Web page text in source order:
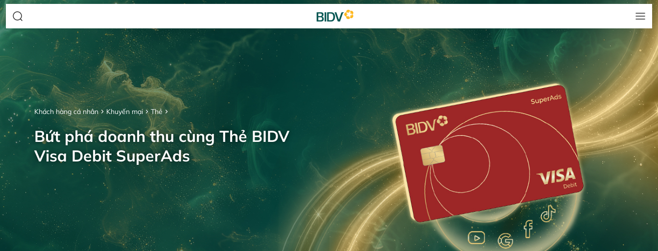
Khách hàng cá nhân Khuyến mại Thẻ
Bứt phá doanh thu cùng Thẻ BIDV
Visa Debit SuperAds